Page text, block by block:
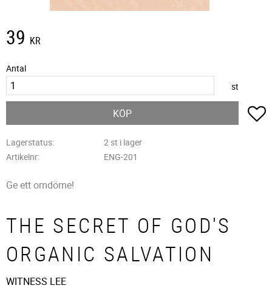
39 KR
Antal
st
KÖP
Lagerstatus
2 st i lager
Artikelnr
ENG-201
Ge ett omdöme!
THE SECRET OF GOD'S
ORGANIC SALVATION
WITNESS LEE